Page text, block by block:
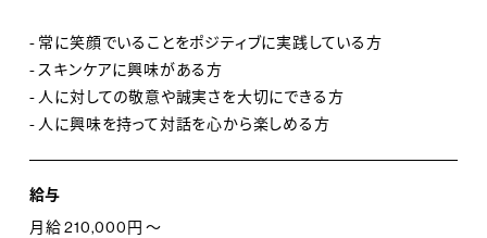
書など、バランスの取れた生活の一部として、当社の商品
を使っていただきたいと考えています。私たちの製品はオ
フィシャルオンラインストアでご購入いただける他、パリ、
プカウンターで販売されています。
- 常に笑顔でいることをポジティブに実践している方
- スキンケアに興味がある方
- 人に対しての敬意や誠実さを大切にできる方
- 人に興味を持って対話を心から楽しめる方
給与
月給 210,000円 ～